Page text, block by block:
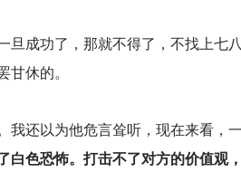
成功了，那就不得了，不找上七
甘休的。
我还以为他危言耸听，现在来看，
色恐怖。打击不了对方的价值观